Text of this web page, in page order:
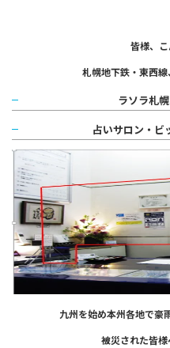
皆様、
札幌地下鉄・東西
ラソラ札
占いサロン・ビ
九州を始め本州各地で豪
被災された皆様